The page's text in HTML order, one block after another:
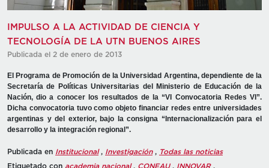
IMPULSO A LA ACTIVIDAD DE CIENCIA Y
TECNOLOGÍA DE LA UTN BUENOS AIRES
Publicada el 2 de enero de 2013
El Programa de Promoción de la Universidad Argentina, dependiente de la
Secretaría de Políticas Universitarias del Ministerio de Educación de la
Nación, dio a conocer los resultados de la “VI Convocatoria Redes VI”.
Dicha convocatoria tuvo como objeto financiar redes entre universidades
argentinas y del exterior, bajo la consigna “Internacionalización para el
desarrollo y la integración regional”.
Publicada en Institucional, Investigación, Todas las noticias
Etiquetado con academia nacional, CONEAU, INNOVAR,